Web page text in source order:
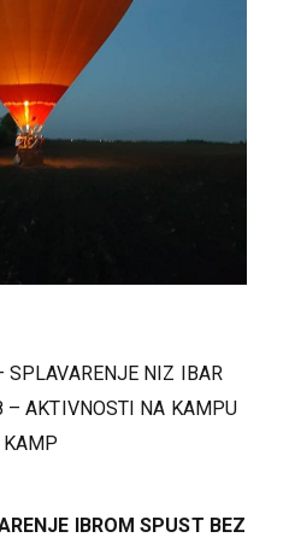
SPLAVARENJE NIZ IBAR
– AKTIVNOSTI NA KAMPU
KAMP
IBROM SPUST BEZ